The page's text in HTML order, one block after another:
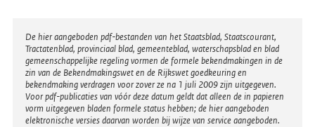
Disclaimer
De hier aangeboden pdf-bestanden van het Staatsblad, Staatscourant,
Tractatenblad, provinciaal blad, gemeenteblad, waterschapsblad en blad
gemeenschappelijke regeling vormen de formele bekendmakingen in de
zin van de Bekendmakingswet en de Rijkswet goedkeuring en
bekendmaking verdragen voor zover ze na 1 juli 2009 zijn uitgegeven.
Voor pdf-publicaties van vóór deze datum geldt dat alleen de in papieren
vorm uitgegeven bladen formele status hebben; de hier aangeboden
elektronische versies daarvan worden bij wijze van service aangeboden.